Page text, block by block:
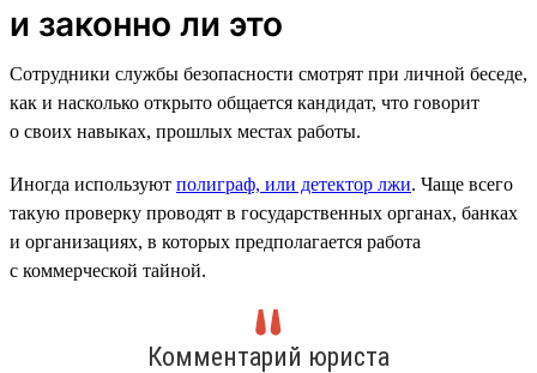
и законно ли это
Сотрудники службы безопасности смотрят при личной беседе,
как и насколько открыто общается кандидат, что говорит
о своих навыках, прошлых местах работы.
Иногда используют полиграф, или детектор лжи. Чаще всего
такую проверку проводят в государственных органах, банках
и организациях, в которых предполагается работа
с коммерческой тайной.
Комментарий юриста